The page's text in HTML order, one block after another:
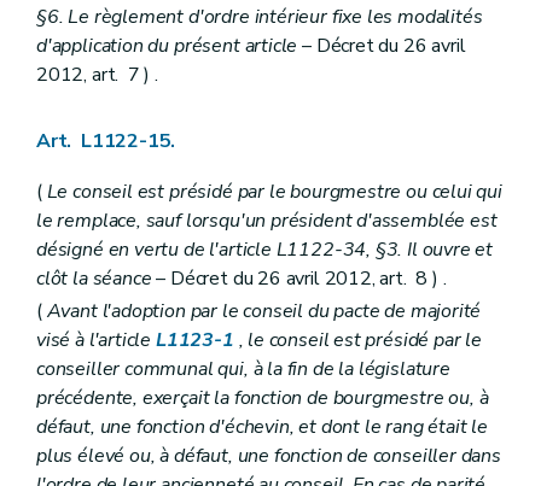
Art. L2212-63
Art. L2212-64
Art. L2212-70
Art. L2212-71
Art. L2212-72
Section 6 Les commissaires d'arrondissement
Art. L2212-73
Incompatibilités et conflits d'intérêts
Art. L2212-74
Art. L2212-75
Art. L2212-76
Art. L2212-77
Art. L2212-78
Art. L2212-79
Art. L2212-80
Art. L2212-81
§6. Le règlement d'ordre intérieur fixe les modalités
d'application du présent article – Décret du 26 avril
2012, art. 7 ) .
Art. L1122-15.
(Le conseil est présidé par le bourgmestre ou celui qui
le remplace, sauf lorsqu'un président d'assemblée est
désigné en vertu de l'article L1122-34, §3. Il ouvre et
clôt la séance– Décret du 26 avril 2012, art. 8 ) .
(Avant l'adoption par le conseil du pacte de majorité
visé à l'article L1123-1 , le conseil est présidé par le
conseiller communal qui, à la fin de la législature
précédente, exerçait la fonction de bourgmestre ou, à
défaut, une fonction d'échevin, et dont le rang était le
plus élevé ou, à défaut, une fonction de conseiller dans